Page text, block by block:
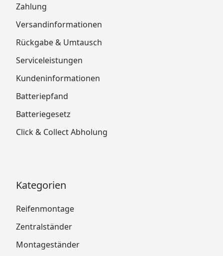
Zahlung
Versandinformationen
Rückgabe & Umtausch
Serviceleistungen
Kundeninformationen
Batteriepfand
Batteriegesetz
Click & Collect Abholung
Kategorien
Reifenmontage
Zentralständer
Montageständer